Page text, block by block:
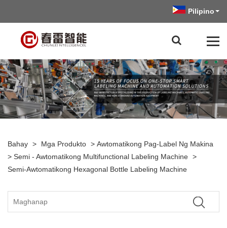
Pilipino
Bahay > Mga Produkto > Awtomatikong Pag-Label Ng Makina
> Semi - Awtomatikong Multifunctional Labeling Machine >
Semi-Awtomatikong Hexagonal Bottle Labeling Machine